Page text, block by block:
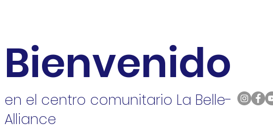
Bienvenido
en el centro comunitario La Belle-
Alliance